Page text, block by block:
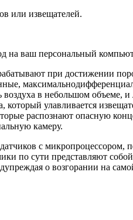
или извещателей.
на ваш персональный
при достижении
воздуха в небольшом
который улавливается
распознают опасную
камеру.
с
по сути представляют
о возгорании на